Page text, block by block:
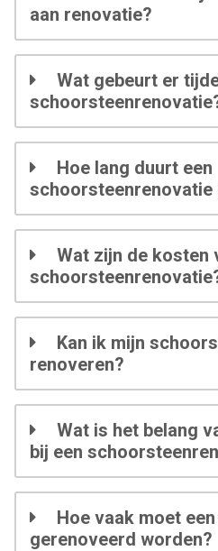
aan renovatie?
Wat gebeurt er
Hoe lang duurt een
schoorsteenrenovatie
Wat zijn de kosten
Kan ik mijn
renoveren?
Wat is het belang
bij een
Hoe vaak moet
gerenoveerd worden?